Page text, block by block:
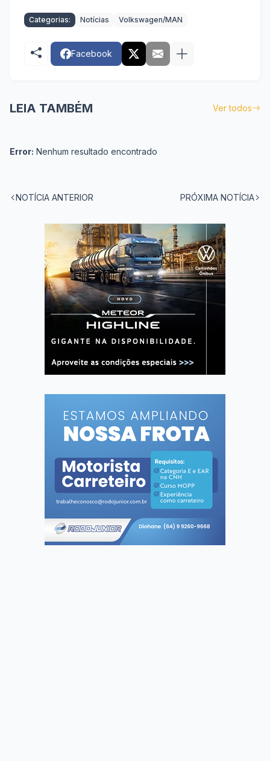
Categorias: Notícias Volkswagen/MAN
Facebook
LEIA TAMBÉM Ver todos
Error: Nenhum resultado encontrado
NOTÍCIA ANTERIOR PRÓXIMA NOTÍCIA